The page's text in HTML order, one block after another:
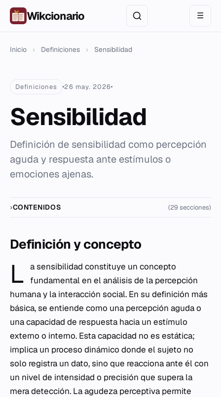
Wikcionario ☰
Inicio › Definiciones › Sensibilidad
Definiciones 26 may. 2026
Sensibilidad
Definición de sensibilidad como percepción
aguda y respuesta ante estímulos o
emociones ajenas.
CONTENIDOS (29 secciones)
Definición y concepto
L a sensibilidad constituye un concepto
fundamental en el análisis de la percepción
humana y la interacción social. En su definición más
básica, se entiende como una percepción aguda o
una capacidad de respuesta hacia un estímulo
externo o interno. Esta capacidad no es estática;
implica un proceso dinámico donde el sujeto no
solo registra un dato, sino que reacciona ante él con
un nivel de intensidad o precisión que supera la
mera detección. La agudeza perceptiva permite